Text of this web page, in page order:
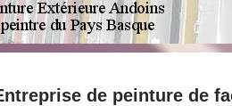
de peinture de